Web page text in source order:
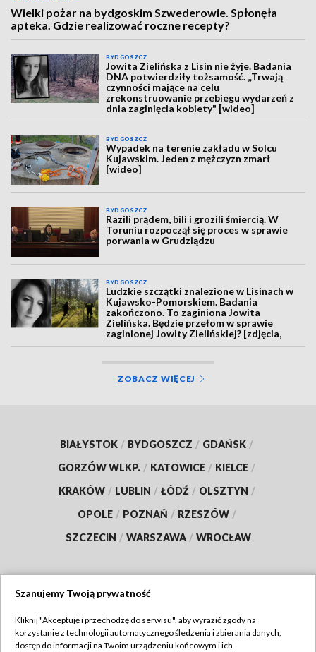
Wielki pożar na bydgoskim Szwederowie. Spłonęła
apteka. Gdzie realizować roczne recepty?
BYDGOSZCZ
Jowita Zielińska z Lisin nie żyje. Badania
DNA potwierdziły tożsamość. „Trwają
czynności mające na celu
zrekonstruowanie przebiegu wydarzeń z
dnia zaginięcia kobiety" [wideo]
BYDGOSZCZ
Wypadek na terenie zakładu w Solcu
Kujawskim. Jeden z mężczyzn zmarł
[wideo]
BYDGOSZCZ
Razili prądem, bili i grozili śmiercią. W
Toruniu rozpoczął się proces w sprawie
porwania w Grudziądzu
BYDGOSZCZ
Ludzkie szczątki znalezione w Lisinach w
Kujawsko-Pomorskiem. Badania
zakończono. To zaginiona Jowita
Zielińska. Będzie przełom w sprawie
zaginionej Jowity Zielińskiej? [zdjęcia,
wideo, aktualizacja]
ZOBACZ WIĘCEJ
BIAŁYSTOK / BYDGOSZCZ / GDAŃSK /
GORZÓW WLKP. / KATOWICE / KIELCE /
KRAKÓW / LUBLIN / ŁÓDŹ / OLSZTYN /
OPOLE / POZNAŃ / RZESZÓW /
SZCZECIN / WARSZAWA / WROCŁAW
TVP
Szanujemy Twoją prywatność
Kliknij "Akceptuję i przechodzę do serwisu", aby wyrazić zgody na
korzystanie z technologii automatycznego śledzenia i zbierania danych,
dostęp do informacji na Twoim urządzeniu końcowym i ich